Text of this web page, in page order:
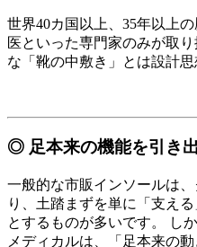
世界40カ国以上、35年以上
医といった専門家のみが取
な「靴の中敷き」とは設計
◎ 足本来の機能を引き
一般的な市販インソールは
り、土踏まずを単に「支え
とするものが多いです。 し
メディカルは、「足本来の動